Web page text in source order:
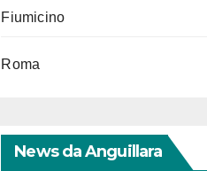
Fiumicino
Roma
News da Anguillara